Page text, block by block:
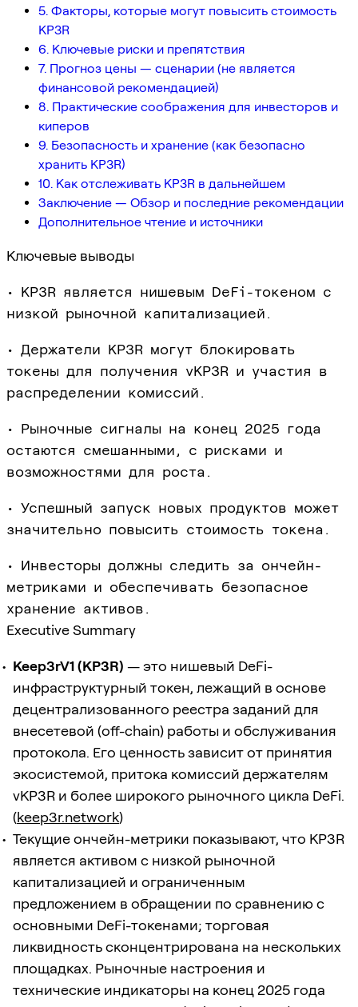
5. Факторы, которые могут повысить стоимость
KP3R
6. Ключевые риски и препятствия
7. Прогноз цены — сценарии (не является
финансовой рекомендацией)
8. Практические соображения для инвесторов и
киперов
9. Безопасность и хранение (как безопасно
хранить KP3R)
10. Как отслеживать KP3R в дальнейшем
Заключение — Обзор и последние рекомендации
Дополнительное чтение и источники
Ключевые выводы
• KP3R является нишевым DeFi-токеном с
низкой рыночной капитализацией.
• Держатели KP3R могут блокировать
токены для получения vKP3R и участия в
распределении комиссий.
• Рыночные сигналы на конец 2025 года
остаются смешанными, с рисками и
возможностями для роста.
• Успешный запуск новых продуктов может
значительно повысить стоимость токена.
• Инвесторы должны следить за ончейн-
метриками и обеспечивать безопасное
хранение активов.
Executive Summary
Keep3rV1 (KP3R) — это нишевый DeFi-
инфраструктурный токен, лежащий в основе
децентрализованного реестра заданий для
внесетевой (off-chain) работы и обслуживания
протокола. Его ценность зависит от принятия
экосистемой, притока комиссий держателям
vKP3R и более широкого рыночного цикла DeFi.
(keep3r.network)
Текущие ончейн-метрики показывают, что KP3R
является активом с низкой рыночной
капитализацией и ограниченным
предложением в обращении по сравнению с
основными DeFi-токенами; торговая
ликвидность сконцентрирована на нескольких
площадках. Рыночные настроения и
технические индикаторы на конец 2025 года